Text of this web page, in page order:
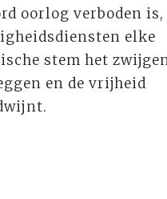
oorlog verboden is,
elke
stem het
en de vrijheid